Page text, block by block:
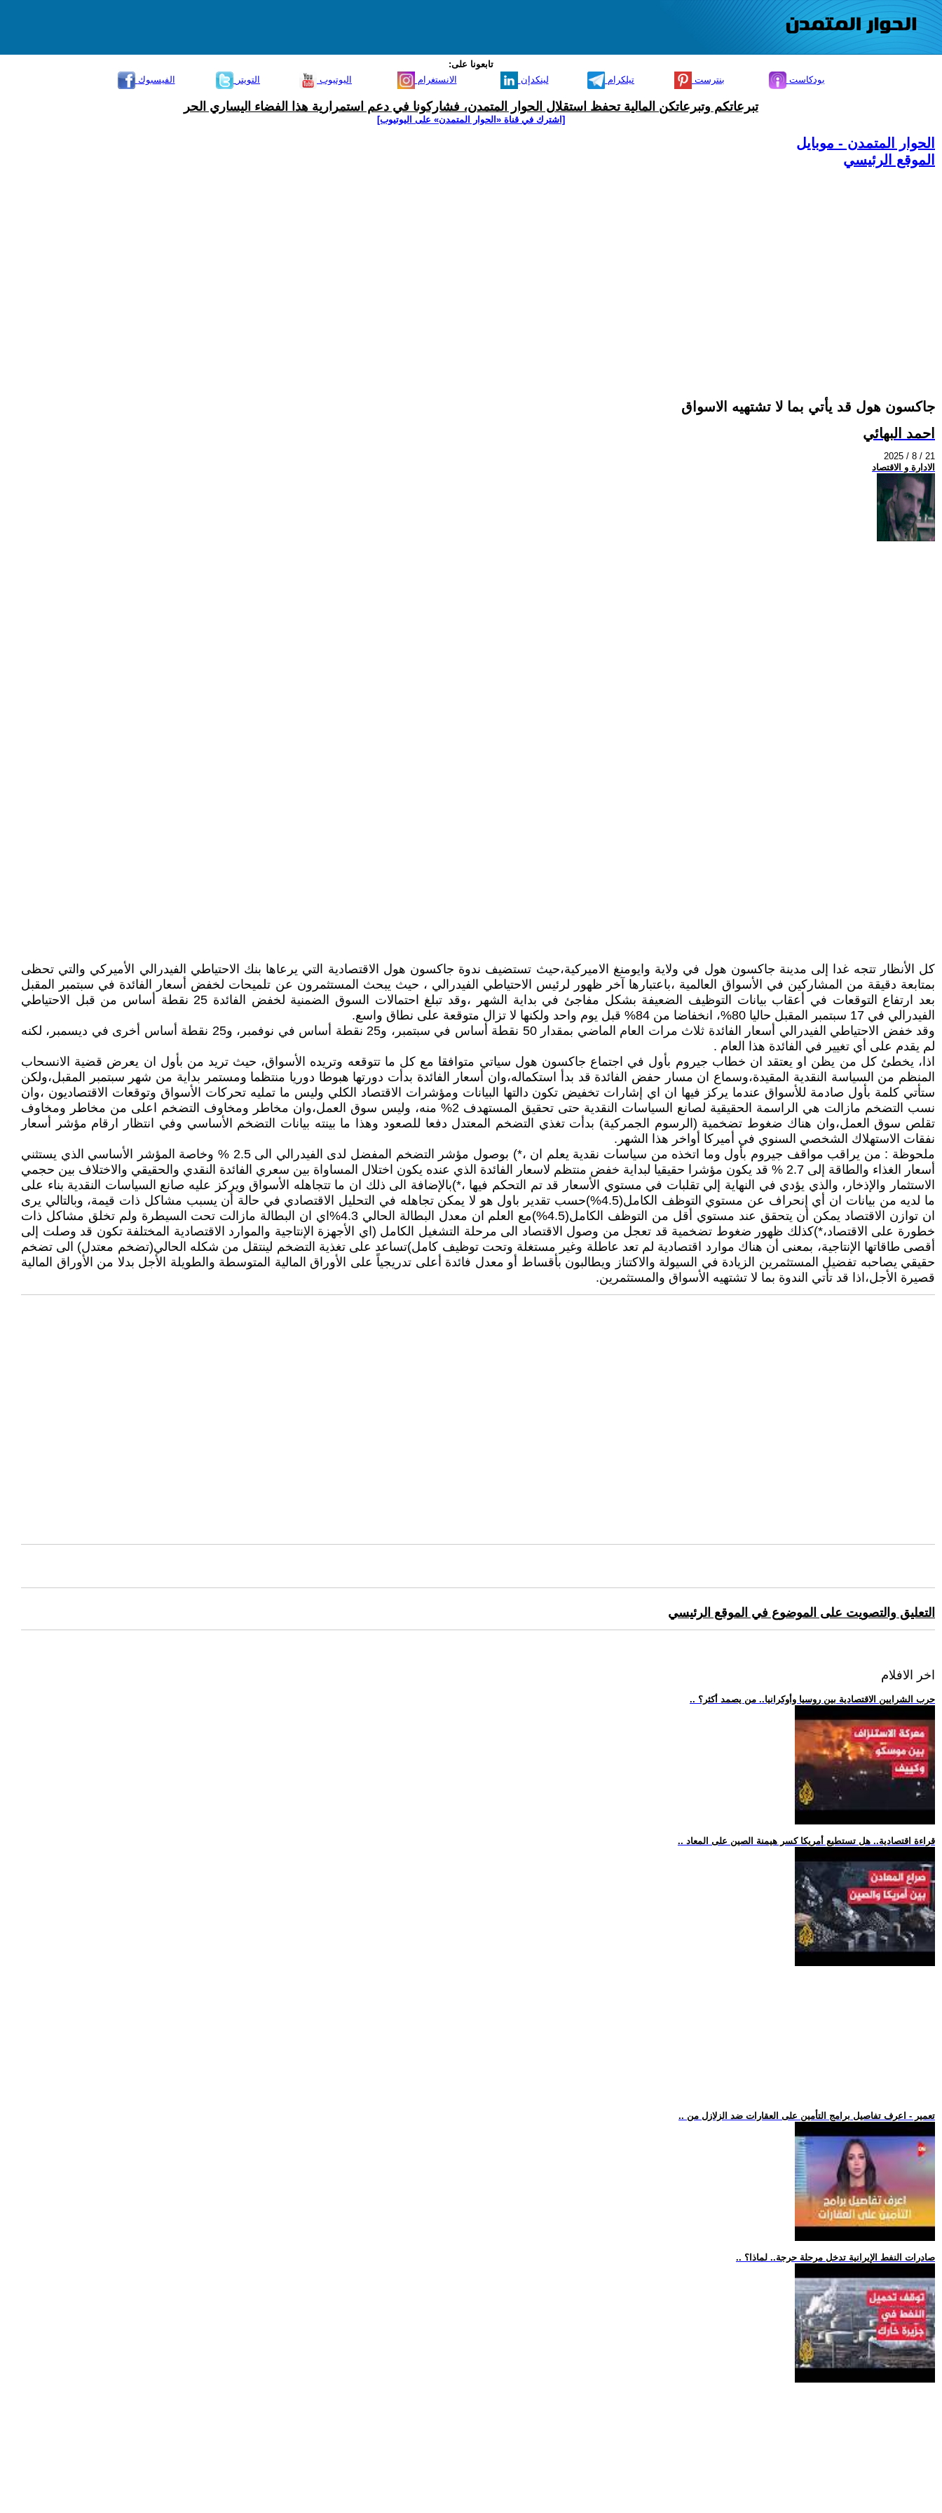
تابعونا على:
الفيسبوك
التويتر اليوتيوب الانستغرام لينكدإن تيلكرام بنترست بودكاست
تبرعاتكم وتبرعاتكن المالية تحفظ استقلال الحوار المتمدن، فشاركونا في دعم استمرارية هذا الفضاء اليساري الحر
[اشترك في قناة ‫«الحوار المتمدن» على اليوتيوب]
الحوار المتمدن - موبايل
الموقع الرئيسي
جاكسون هول قد يأتي بما لا تشتهيه الاسواق
احمد البهائي
2025 / 8 / 21
الادارة و الاقتصاد
كل الأنظار تتجه غدا إلى مدينة جاكسون هول في ولاية وايومنغ الاميركية،حيث تستضيف ندوة جاكسون هول الاقتصادية التي يرعاها بنك الاحتياطي الفيدرالي الأميركي والتي تحظى
بمتابعة دقيقة من المشاركين في الأسواق العالمية ،باعتبارها آخر ظهور لرئيس الاحتياطي الفيدرالي ، حيث يبحث المستثمرون عن تلميحات لخفض أسعار الفائدة في سبتمبر المقبل
بعد ارتفاع التوقعات في أعقاب بيانات التوظيف الضعيفة بشكل مفاجئ في بداية الشهر ،وقد تبلغ احتمالات السوق الضمنية لخفض الفائدة 25 نقطة أساس من قبل الاحتياطي
الفيدرالي في 17 سبتمبر المقبل حاليا 80%، انخفاضا من 84% قبل يوم واحد ولكنها لا تزال متوقعة على نطاق واسع.
وقد خفض الاحتياطي الفيدرالي أسعار الفائدة ثلاث مرات العام الماضي بمقدار 50 نقطة أساس في سبتمبر، و25 نقطة أساس في نوفمبر، و25 نقطة أساس أخرى في ديسمبر، لكنه
لم يقدم على أي تغيير في الفائدة هذا العام .
اذا، يخطئ كل من يظن او يعتقد ان خطاب جيروم بأول في اجتماع جاكسون هول سياتي متوافقا مع كل ما تتوقعه وتريده الأسواق، حيث تريد من بأول ان يعرض قضية الانسحاب
المنظم من السياسة النقدية المقيدة،وسماع ان مسار حفض الفائدة قد بدأ استكماله،وان أسعار الفائدة بدأت دورتها هبوطا دوريا منتظما ومستمر بداية من شهر سبتمبر المقبل،ولكن
ستأتي كلمة بأول صادمة للأسواق عندما يركز فيها ان اي إشارات تخفيض تكون دالتها البيانات ومؤشرات الاقتصاد الكلي وليس ما تمليه تحركات الأسواق وتوقعات الاقتصاديون ،وان
نسب التضخم مازالت هي الراسمة الحقيقية لصانع السياسات النقدية حتى تحقيق المستهدف 2% منه، وليس سوق العمل،وان مخاطر ومخاوف التضخم اعلى من مخاطر ومخاوف
تقلص سوق العمل،وان هناك ضغوط تضخمية (الرسوم الجمركية) بدأت تغذي التضخم المعتدل دفعا للصعود وهذا ما بينته بيانات التضخم الأساسي وفي انتظار ارقام مؤشر أسعار
نفقات الاستهلاك الشخصي السنوي في أميركا أواخر هذا الشهر.
ملحوظة : من يراقب مواقف جيروم بأول وما اتخذه من سياسات نقدية يعلم ان ،*) بوصول مؤشر التضخم المفضل لدى الفيدرالي الى 2.5 % وخاصة المؤشر الأساسي الذي يستثني
أسعار الغذاء والطاقة إلى 2.7 % قد يكون مؤشرا حقيقيا لبداية خفض منتظم لاسعار الفائدة الذي عنده يكون اختلال المساواة بين سعري الفائدة النقدي والحقيقي والاختلاف بين حجمي
الاستثمار والإذخار، والذي يؤدي في النهاية إلي تقلبات في مستوي الأسعار قد تم التحكم فيها ،*)بالإضافة الى ذلك ان ما تتجاهله الأسواق ويركز عليه صانع السياسات النقدية بناء على
ما لديه من بيانات ان أي إنحراف عن مستوي التوظف الکامل(4.5%)حسب تقدير باول هو لا يمکن تجاهله في التحليل الاقتصادي في حالة أن يسبب مشاکل ذات قيمة، وبالتالي يرى
ان توازن الاقتصاد يمکن أن يتحقق عند مستوي أقل من التوظف الکامل(4.5%)مع العلم ان معدل البطالة الحالي 4.3%اي ان البطالة مازالت تحت السيطرة ولم تخلق مشاكل ذات
خطورة على الاقتصاد،*)كذلك ظهور ضغوط تضخمية قد تعجل من وصول الاقتصاد الى مرحلة التشغيل الكامل (اي الأجهزة الإنتاجية والموارد الاقتصادية المختلفة تكون قد وصلت إلى
أقصى طاقاتها الإنتاجية، بمعنى أن هناك موارد اقتصادية لم تعد عاطلة وغير مستغلة وتحت توظيف كامل)تساعد على تغذية التضخم لينتقل من شكله الحالي(تضخم معتدل) الى تضخم
حقيقي يصاحبه تفضيل المستثمرين الزيادة في السيولة والاكتناز ويطالبون بأقساط أو معدل فائدة أعلى تدريجياً على الأوراق المالية المتوسطة والطويلة الأجل بدلا من الأوراق المالية
قصيرة الأجل،اذا قد تأتي الندوة بما لا تشتهيه الأسواق والمستثمرين.
التعليق والتصويت على الموضوع في الموقع الرئيسي
اخر الافلام
.. حرب الشرايين الاقتصادية بين روسيا وأوكرانيا.. من يصمد أكثر؟
.. قراءة اقتصادية.. هل تستطيع أمريكا كسر هيمنة الصين على المعاد
.. تعمير - اعرف تفاصيل برامج التأمين على العقارات ضد الزلازل من
.. صادرات النفط الإيرانية تدخل مرحلة حرجة.. لماذا؟